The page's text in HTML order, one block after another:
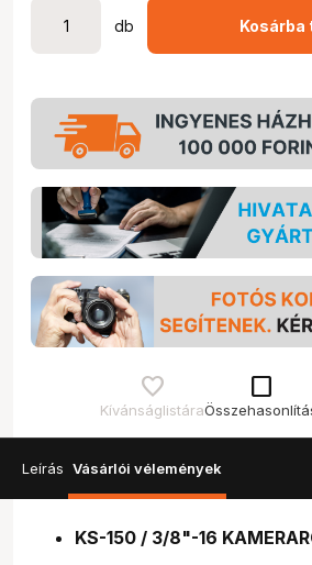
db Kosárba
Kívánságlistára
check_box_outline_blank
Leírás Vásárlói vélemények
KS-150 / 3/8"-16